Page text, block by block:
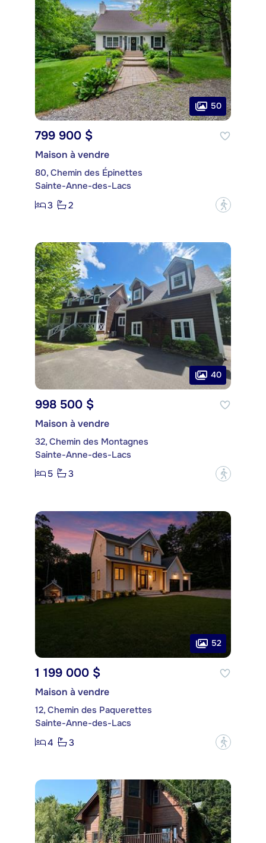
50
799 900 $
Maison à vendre
80, Chemin des Épinettes
Sainte-Anne-des-Lacs
3
2 ?
40
998 500 $
Maison à vendre
32, Chemin des Montagnes
Sainte-Anne-des-Lacs
5
3 ?
52
1 199 000 $
Maison à vendre
12, Chemin des Paquerettes
Sainte-Anne-des-Lacs
4
3 ?